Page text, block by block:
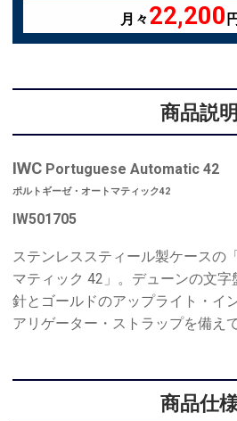
月々22,200
商品説明
IWC Portuguese Automatic 42
ポルトギーゼ・オートマティック42
IW501705
ステンレススティール製ケースの
マティック 42」。デューンの文
針とゴールドのアップライト・イ
アリゲーター・ストラップを備え
商品仕